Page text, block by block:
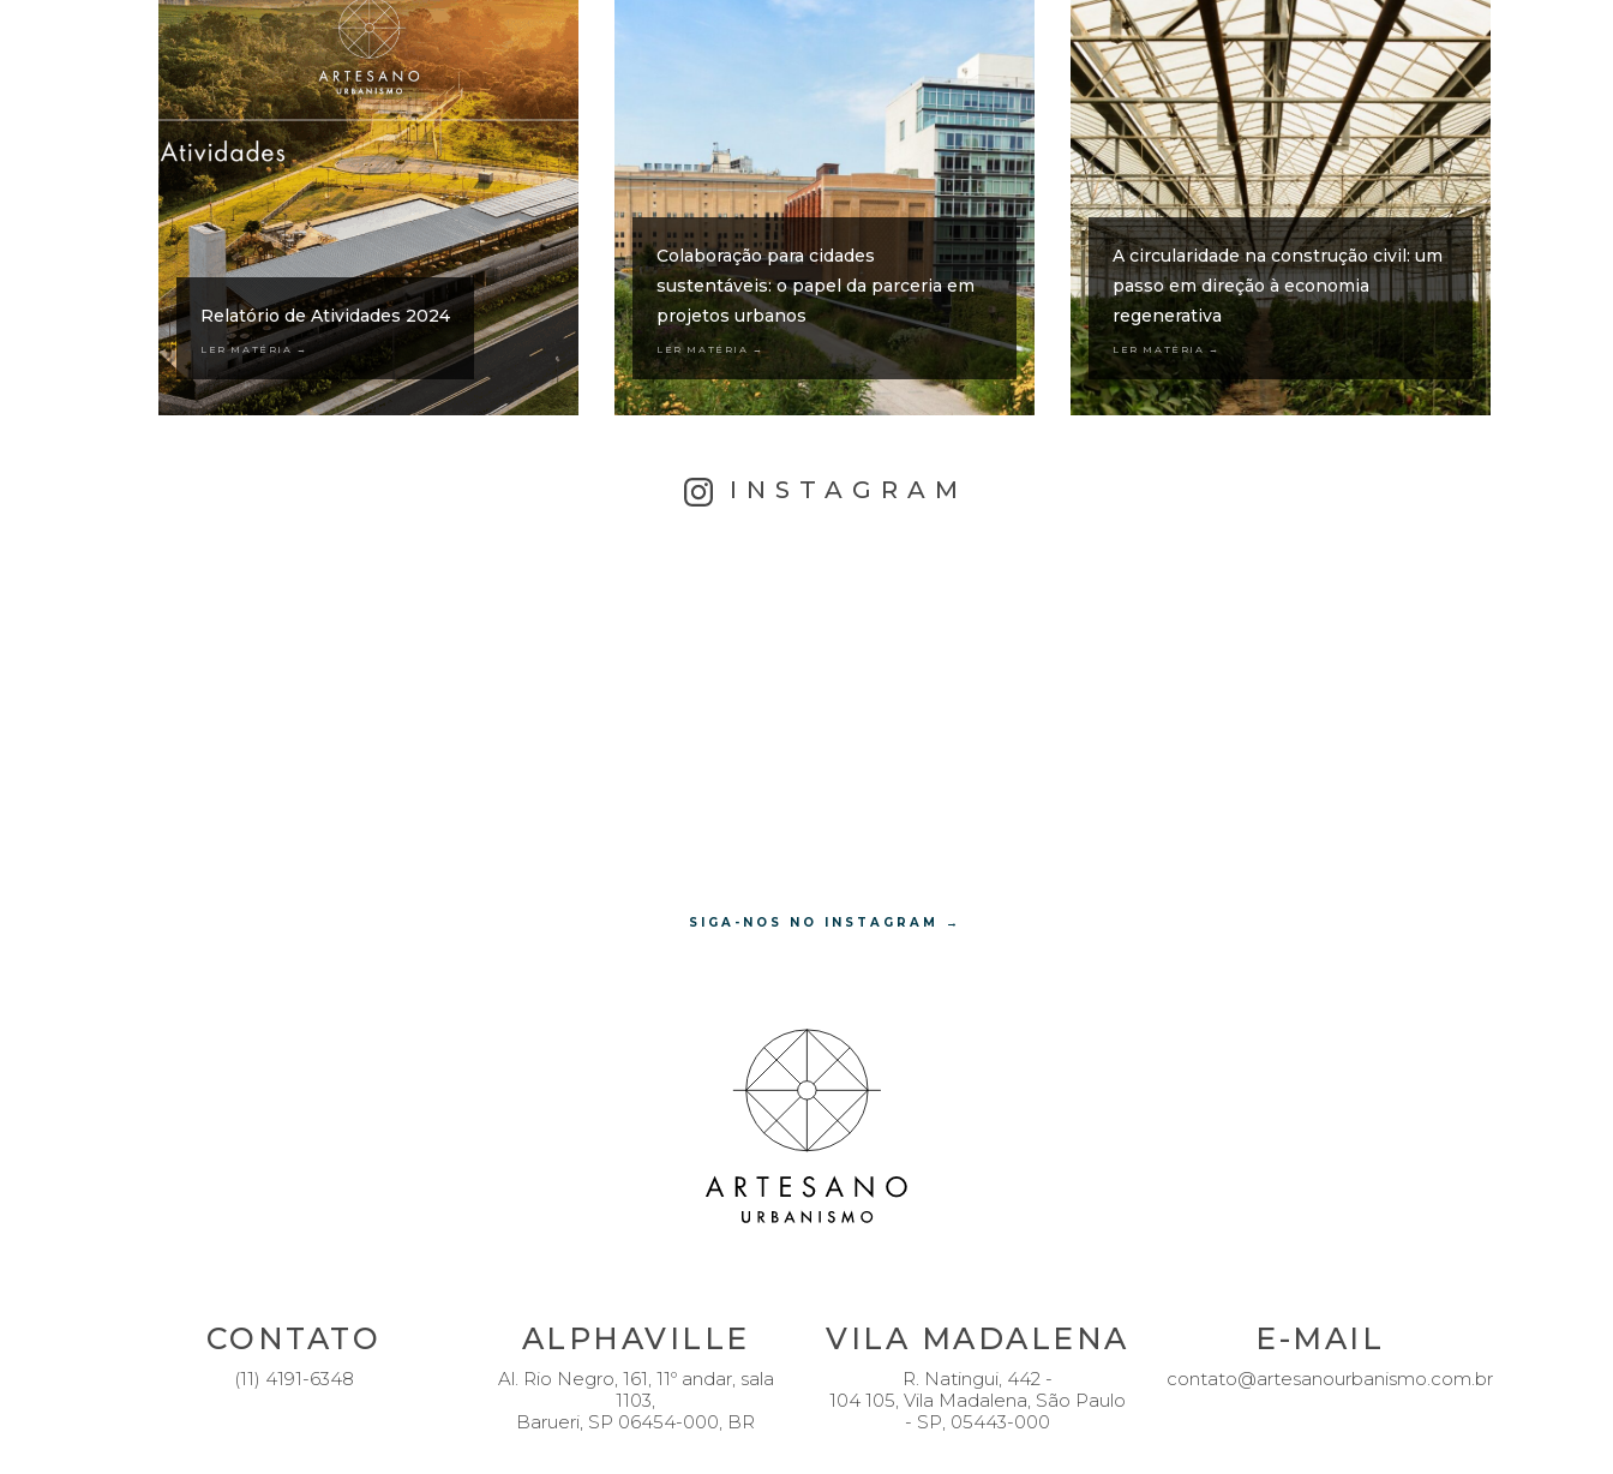
Relatório de Atividades 2024
LER MATÉRIA →
Colaboração para cidades
sustentáveis: o papel da parceria em
projetos urbanos
LER MATÉRIA →
A circularidade na construção civil: um
passo em direção à economia
regenerativa
LER MATÉRIA →
INSTAGRAM
SIGA-NOS NO INSTAGRAM →
CONTATO
(11) 4191-6348
ALPHAVILLE
Al. Rio Negro, 161, 11º andar, sala
1103,
Barueri, SP 06454-000, BR
VILA MADALENA
R. Natingui, 442 -
104 105, Vila Madalena, São Paulo
- SP, 05443-000
E-MAIL
contato@artesanourbanismo.com.br